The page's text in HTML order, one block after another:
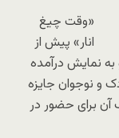
«وقت چیغ
انار» پیش از
به نمایش درآمده
و نوجوان جایزه
آن برای حضور در